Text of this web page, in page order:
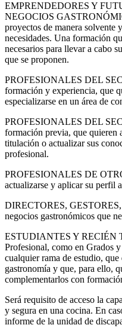
EMPRENDEDORES Y
NEGOCIOS
proyectos de manera solvente
necesidades. Una formación
necesarios para llevar a cabo
que se proponen.
PROFESIONALES DEL
formación y experiencia, que
especializarse en un área de
PROFESIONALES DEL
formación previa, que quieren
titulación o actualizar sus
profesional.
PROFESIONALES DE
actualizarse y aplicar su perfil
DIRECTORES,
negocios gastronómicos que
ESTUDIANTES Y RECIÉN
Profesional, como en Grados
cualquier rama de estudio,
gastronomía y que, para ello,
complementarlos con
Será requisito de acceso la
y segura en una cocina. En
informe de la unidad de